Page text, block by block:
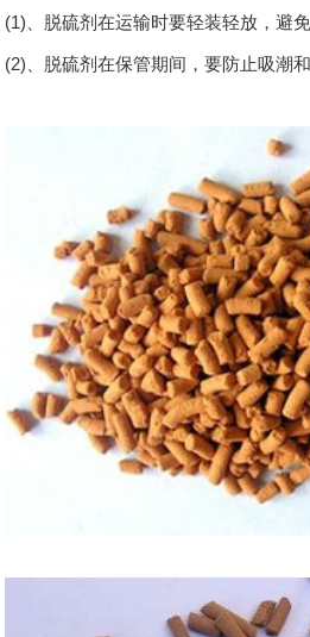
(1)、脱硫剂在运输时要轻装轻放，避
(2)、脱硫剂在保管期间，要防止吸潮和